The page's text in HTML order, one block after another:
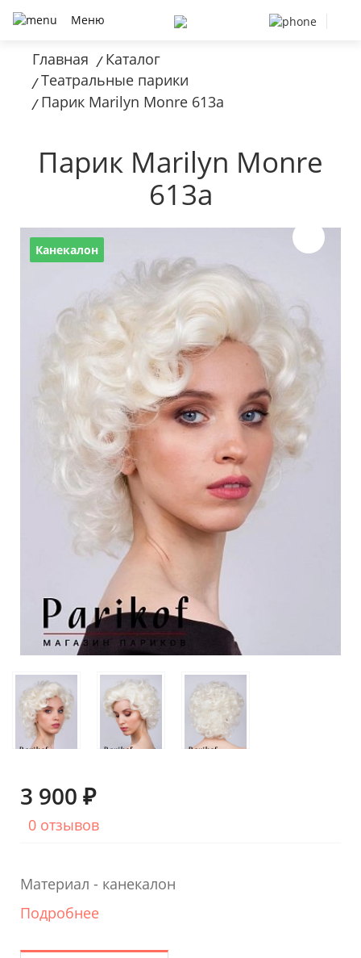
Меню
Главная / Каталог
/ Театральные парики
/ Парик Marilyn Monre 613a
Парик Marilyn Monre
613a
Канекалон
3 900 ₽
0 отзывов
Материал - канекалон
Подробнее